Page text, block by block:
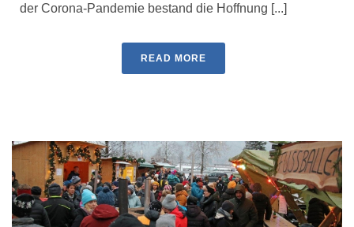
der Corona-Pandemie bestand die Hoffnung [...]
READ MORE